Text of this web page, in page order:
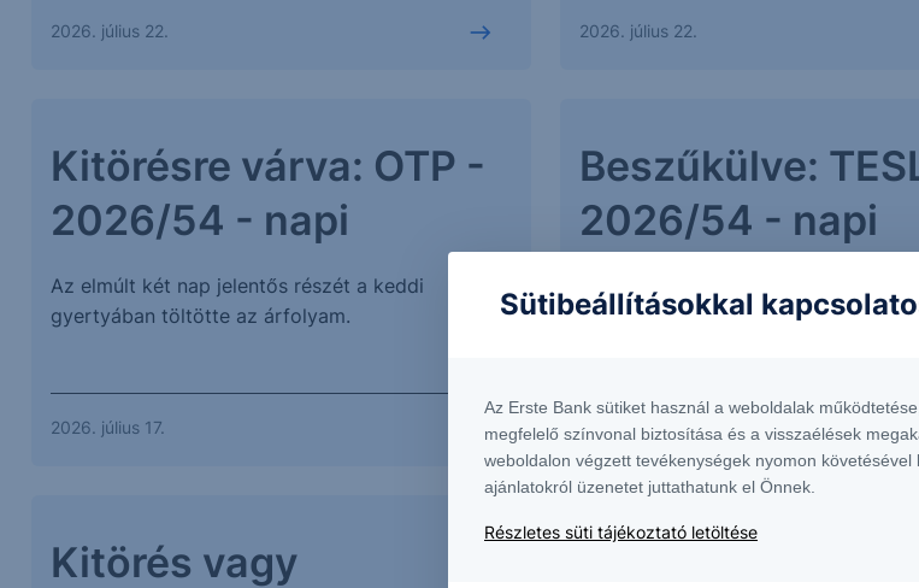
2026. július 22. 2026. július 22.
Kitörésre várva: OTP -
2026/54 - napi
Az elmúlt két nap jelentős részét a keddi
gyertyában töltötte az árfolyam.
2026. július 17.
Beszűkülve:
2026/54 - napi
Az elmúlt időszakban az idő
várakozások szerinti területen
2026. július 17.
Kitörés vagy
Sütibeállításokkal
Az Erste Bank sütiket használ a weboldalak
megfelelő színvonal biztosítása és a visszaélések
weboldalon végzett tevékenységek nyomon
ajánlatokról üzenetet juttathatunk el Önnek.
Részletes süti tájékoztató letöltése